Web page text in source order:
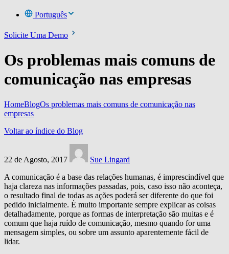
Português
Solicite Uma Demo
Os problemas mais comuns de
comunicação nas empresas
HomeBlogOs problemas mais comuns de comunicação nas
empresas
Voltar ao índice do Blog
22 de Agosto, 2017
Sue Lingard
A comunicação é a base das relações humanas, é imprescindível que
haja clareza nas informações passadas, pois, caso isso não aconteça,
o resultado final de todas as ações poderá ser diferente do que foi
pedido inicialmente. É muito importante sempre explicar as coisas
detalhadamente, porque as formas de interpretação são muitas e é
comum que haja ruído de comunicação, mesmo quando for uma
mensagem simples, ou sobre um assunto aparentemente fácil de
lidar.